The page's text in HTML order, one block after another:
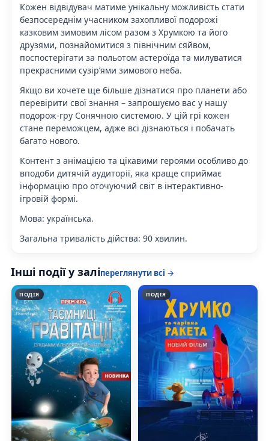
Кожен відвідувач матиме унікальну можливість стати
безпосереднім учасником захопливої подорожі
казковим зимовим лісом разом з Хрумкою та його
друзями, познайомитися з північним сяйвом,
поспостерігати за польотом астероїда та милуватися
прекрасними сузір’ями зимового неба.
Якщо ви хочете ще більше дізнатися про планети або
перевірити свої знання – запрошуємо вас у нашу
подорож-гру Сонячною системою. У цій грі кожен
стане переможцем, адже всі дізнаються і побачать
багато нового.
Контент з анімацією та цікавими героями особливо до
вподоби дитячій аудиторії, яка краще сприймає
інформацію про оточуючий світ в інтерактивно-
ігровій формі.
Мова: українська.
Загальна тривалість дійства: 90 хвилин.
Інші події у заліпереглянути всі →
ПОДІЯ ПОДІЯ